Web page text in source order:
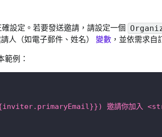
確設定。若要發送邀請，請設定一個
人（如電子郵件、姓名） 變數 ，並依需求自
範例：
邀請你加入